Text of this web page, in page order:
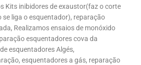
Kits inibidores de exaustor(faz o corte
liga o esquentador), reparação
Realizamos ensaios de monóxido
esquentadores cova da
esquentadores Algés,
esquentadores a gás, reparação